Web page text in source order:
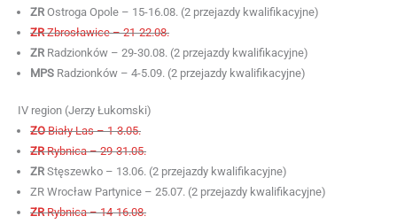
ZROstroga Opole – 15-16.08. (2 przejazdy kwalifikacyjne)
ZRZbrosławice – 21-22.08.
ZRRadzionków – 29-30.08. (2 przejazdy kwalifikacyjne)
MPS Radzionków – 4-5.09. (2 przejazdy kwalifikacyjne)
IV region (Jerzy Łukomski)
ZOBiały Las – 1-3.05.
ZRRybnica – 29-31.05.
ZRStęszewko – 13.06. (2 przejazdy kwalifikacyjne)
ZR Wrocław Partynice – 25.07. (2 przejazdy kwalifikacyjne)
ZRRybnica – 14-16.08.